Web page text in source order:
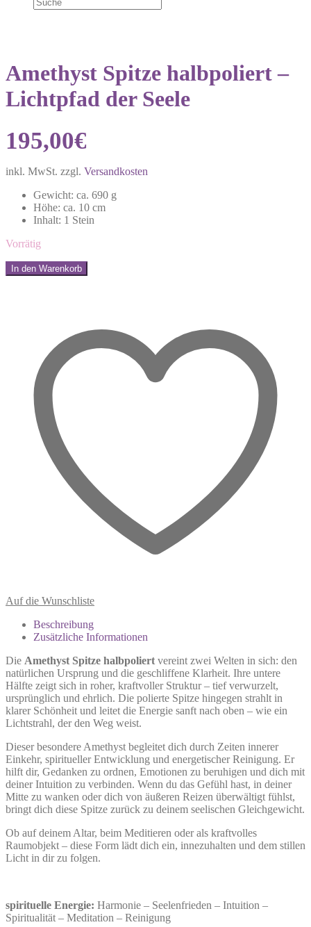
Amethyst Spitze halbpoliert –
Lichtpfad der Seele
195,00€
inkl. MwSt. zzgl. Versandkosten
Gewicht: ca. 690 g
Höhe: ca. 10 cm
Inhalt: 1 Stein
Vorrätig
Amethyst
Spitze
In den Warenkorb
Auf die Wunschliste
Beschreibung
Zusätzliche Informationen
Die Amethyst Spitze halbpoliert vereint zwei Welten in sich: den
natürlichen Ursprung und die geschliffene Klarheit. Ihre untere
Hälfte zeigt sich in roher, kraftvoller Struktur – tief verwurzelt,
ursprünglich und ehrlich. Die polierte Spitze hingegen strahlt in
klarer Schönheit und leitet die Energie sanft nach oben – wie ein
Lichtstrahl, der den Weg weist.
Dieser besondere Amethyst begleitet dich durch Zeiten innerer
Einkehr, spiritueller Entwicklung und energetischer Reinigung. Er
hilft dir, Gedanken zu ordnen, Emotionen zu beruhigen und dich mit
deiner Intuition zu verbinden. Wenn du das Gefühl hast, in deiner
Mitte zu wanken oder dich von äußeren Reizen überwältigt fühlst,
bringt dich diese Spitze zurück zu deinem seelischen Gleichgewicht.
Ob auf deinem Altar, beim Meditieren oder als kraftvolles
Raumobjekt – diese Form lädt dich ein, innezuhalten und dem stillen
Licht in dir zu folgen.
spirituelle Energie: Harmonie – Seelenfrieden – Intuition –
Spiritualität – Meditation – Reinigung